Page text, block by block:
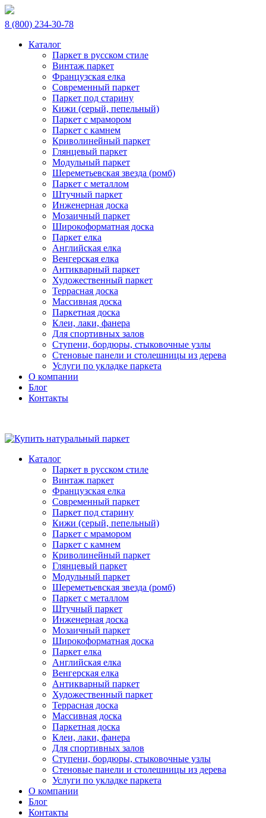
8 (800) 234-30-78
Каталог
Паркет в русском стиле
Винтаж паркет
Французская елка
Современный паркет
Паркет под старину
Кижи (серый, пепельный)
Паркет с мрамором
Паркет с камнем
Криволинейный паркет
Глянцевый паркет
Модульный паркет
Шереметьевская звезда (ромб)
Паркет с металлом
Штучный паркет
Инженерная доска
Мозаичный паркет
Широкоформатная доска
Паркет елка
Английская елка
Венгерская елка
Антикварный паркет
Художественный паркет
Террасная доска
Массивная доска
Паркетная доска
Клеи, лаки, фанера
Для спортивных залов
Ступени, бордюры, стыковочные узлы
Стеновые панели и столешницы из дерева
Услуги по укладке паркета
О компании
Блог
Контакты
Каталог
Паркет в русском стиле
Винтаж паркет
Французская елка
Современный паркет
Паркет под старину
Кижи (серый, пепельный)
Паркет с мрамором
Паркет с камнем
Криволинейный паркет
Глянцевый паркет
Модульный паркет
Шереметьевская звезда (ромб)
Паркет с металлом
Штучный паркет
Инженерная доска
Мозаичный паркет
Широкоформатная доска
Паркет елка
Английская елка
Венгерская елка
Антикварный паркет
Художественный паркет
Террасная доска
Массивная доска
Паркетная доска
Клеи, лаки, фанера
Для спортивных залов
Ступени, бордюры, стыковочные узлы
Стеновые панели и столешницы из дерева
Услуги по укладке паркета
О компании
Блог
Контакты